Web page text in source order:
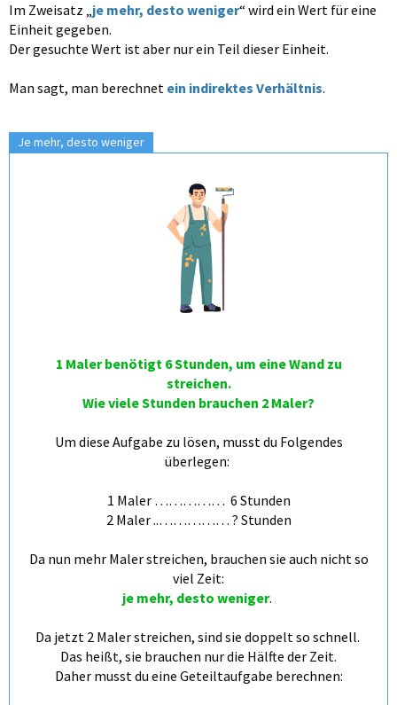
Im Zweisatz „je mehr, desto weniger“ wird ein Wert für eine
Einheit gegeben.
Der gesuchte Wert ist aber nur ein Teil dieser Einheit.
Man sagt, man berechnet ein indirektes Verhältnis.
Je mehr, desto weniger
1 Maler benötigt 6 Stunden, um eine Wand zu
streichen.
Wie viele Stunden brauchen 2 Maler?
Um diese Aufgabe zu lösen, musst du Folgendes
überlegen:
1 Maler …………… 6 Stunden
2 Maler ..…………… ? Stunden
Da nun mehr Maler streichen, brauchen sie auch nicht so
viel Zeit:
je mehr, desto weniger.
Da jetzt 2 Maler streichen, sind sie doppelt so schnell.
Das heißt, sie brauchen nur die Hälfte der Zeit.
Daher musst du eine Geteiltaufgabe berechnen: